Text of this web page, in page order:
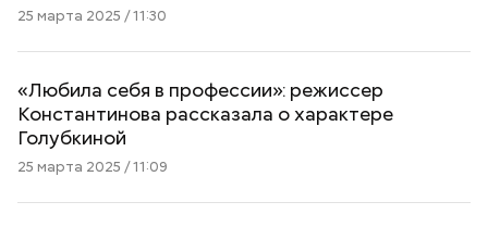
25 марта 2025 / 11:30
«Любила себя в профессии»: режиссер
Константинова рассказала о характере
Голубкиной
25 марта 2025 / 11:09